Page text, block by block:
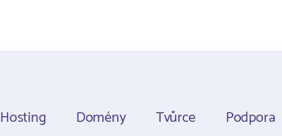
Hosting Domény Tvůrce Podpora